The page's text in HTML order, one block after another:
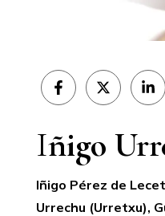
Compartir
en
Compartir
en
(Twitter)
en
Iñigo
Iñigo Pérez de
Urrechu (Urretxu),